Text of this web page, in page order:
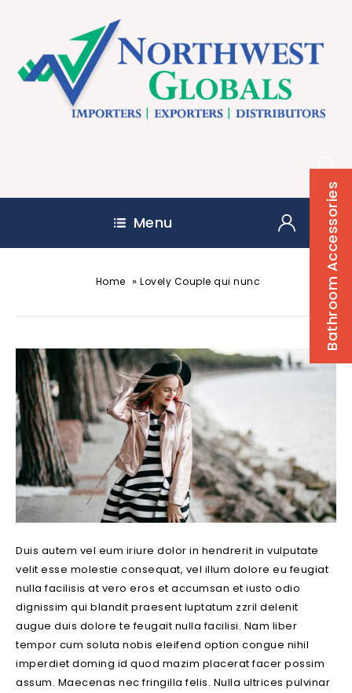
Menu Bathroom Accessories
Home »Lovely Couple qui nunc
Duis autem vel eum iriure dolor in hendrerit in vulputate
velit esse molestie consequat, vel illum dolore eu feugiat
nulla facilisis at vero eros et accumsan et iusto odio
dignissim qui blandit praesent luptatum zzril delenit
augue duis dolore te feugait nulla facilisi. Nam liber
tempor cum soluta nobis eleifend option congue nihil
imperdiet doming id quod mazim placerat facer possim
assum. Maecenas nec fringilla felis. Nulla ultrices pulvinar